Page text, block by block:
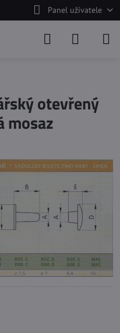
Panel uživatele
otevřený
mosaz